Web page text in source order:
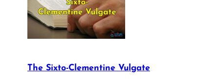
The Sixto-Clementine Vulgate